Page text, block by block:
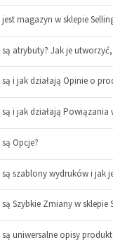
jest magazyn w sklepie
są atrybuty? Jak je
są i jak działają Opinie o
są i jak działają
Opcje?
są szablony wydruków i jak
są Szybkie Zmiany w
są uniwersalne opisy